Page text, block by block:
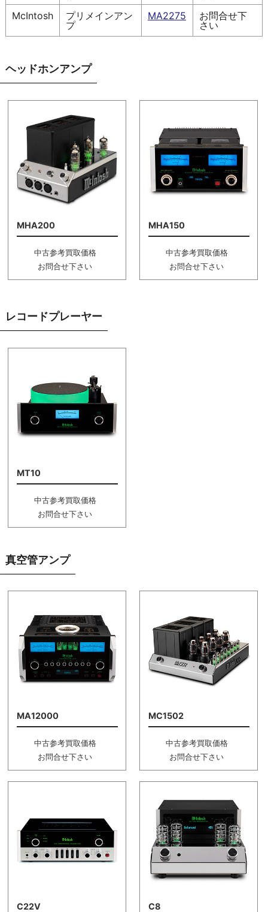
McIntosh
プリメインアン
プ
MA2275
お問合せ下
さい
ヘッドホンアンプ
MHA200
中古参考買取価格
お問合せ下さい
MHA150
中古参考買取価格
お問合せ下さい
レコードプレーヤー
MT10
中古参考買取価格
お問合せ下さい
真空管アンプ
MA12000
中古参考買取価格
お問合せ下さい
MC1502
中古参考買取価格
お問合せ下さい
C22V C8